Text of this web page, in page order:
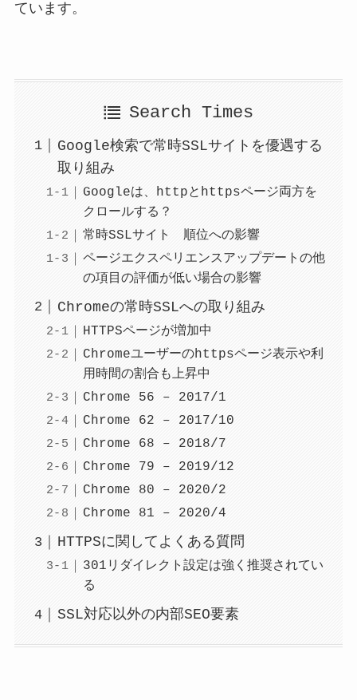
ています。
Search Times
Google検索で常時SSLサイトを優遇する
取り組み
Googleは、httpとhttpsページ両方を
クロールする？
常時SSLサイト 順位への影響
ページエクスペリエンスアップデートの他
の項目の評価が低い場合の影響
Chromeの常時SSLへの取り組み
HTTPSページが増加中
Chromeユーザーのhttpsページ表示や利
用時間の割合も上昇中
Chrome 56 – 2017/1
Chrome 62 – 2017/10
Chrome 68 – 2018/7
Chrome 79 – 2019/12
Chrome 80 – 2020/2
Chrome 81 – 2020/4
HTTPSに関してよくある質問
301リダイレクト設定は強く推奨されてい
る
SSL対応以外の内部SEO要素